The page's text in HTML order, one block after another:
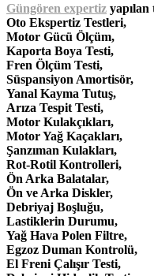
Güngören expertiz yapılan
Oto Ekspertiz Testleri,
Motor Gücü Ölçüm,
Kaporta Boya Testi,
Fren Ölçüm Testi,
Süspansiyon Amortisör,
Yanal Kayma Tutuş,
Arıza Tespit Testi,
Motor Kulakçıkları,
Motor Yağ Kaçakları,
Şanzıman Kulakları,
Rot-Rotil Kontrolleri,
Ön Arka Balatalar,
Ön ve Arka Diskler,
Debriyaj Boşluğu,
Lastiklerin Durumu,
Yağ Hava Polen Filtre,
Egzoz Duman Kontrolü,
El Freni Çalışır Testi,